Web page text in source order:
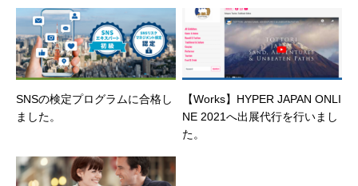
SNSの検定プログラムに合格し
ました。
【Works】HYPER JAPAN ONLI
NE 2021へ出展代行を行いまし
た。